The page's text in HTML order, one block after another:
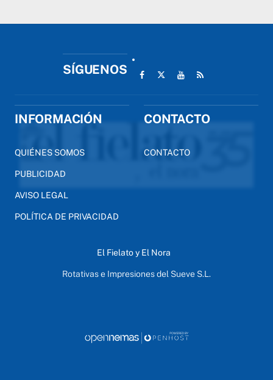
SÍGUENOS
INFORMACIÓN
QUIÉNES SOMOS
PUBLICIDAD
AVISO LEGAL
POLÍTICA DE PRIVACIDAD
CONTACTO
CONTACTO
El Fielato y El Nora
Rotativas e Impresiones del Sueve S.L.